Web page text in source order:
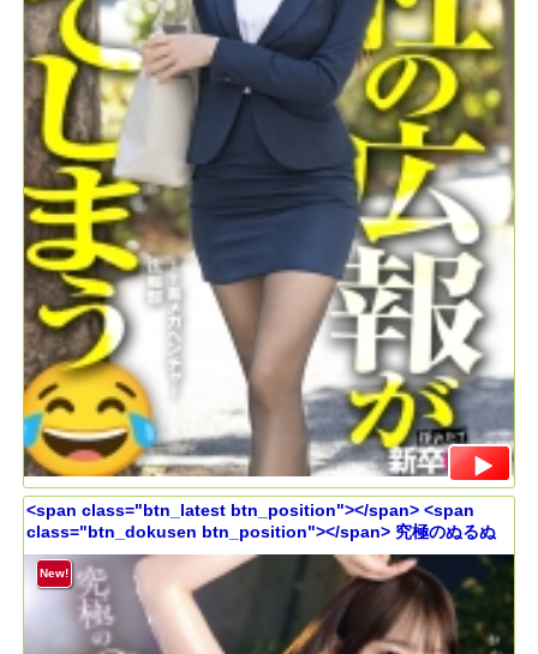
<span class="btn_latest btn_position"></span> <span
class="btn_dokusen btn_position"></span> 究極のぬるぬ
るオーガズム 鈴村あいり
New!